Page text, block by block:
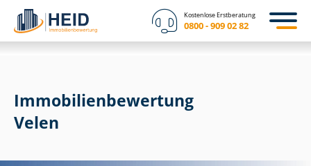
Kostenlose Erstberatung
0800 - 909 02 82
Immobilien­bewertung
Velen